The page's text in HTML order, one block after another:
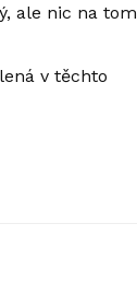
ale nic na tom
v těchto